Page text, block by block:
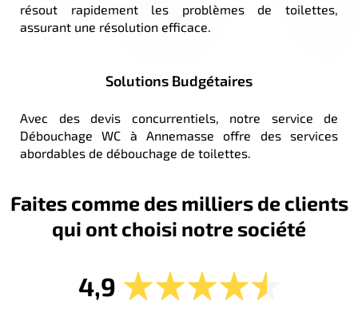
résout rapidement les problèmes de toilettes,
assurant une résolution efficace.
Solutions Budgétaires
Avec des devis concurrentiels, notre service de
Débouchage WC à Annemasse offre des services
abordables de débouchage de toilettes.
Faites comme des milliers de clients
qui ont choisi notre société
4,9